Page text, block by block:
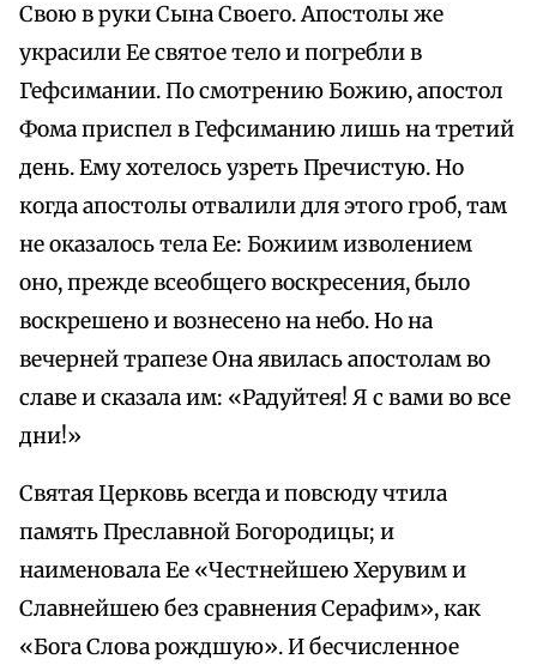
Свою в руки Сына Своего. Апостолы же
украсили Ее святое тело и погребли в
Гефсимании. По смотрению Божию, апостол
Фома приспел в Гефсиманию лишь на третий
день. Ему хотелось узреть Пречистую. Но
когда апостолы отвалили для этого гроб, там
не оказалось тела Ее: Божиим изволением
оно, прежде всеобщего воскресения, было
воскрешено и вознесено на небо. Но на
вечерней трапезе Она явилась апостолам во
славе и сказала им: «Радуйтея! Я с вами во все
дни!»
Святая Церковь всегда и повсюду чтила
память Преславной Богородицы; и
наименовала Ее «Честнейшею Херувим и
Славнейшею без сравнения Серафим», как
«Бога Слова рождшую». И бесчисленное